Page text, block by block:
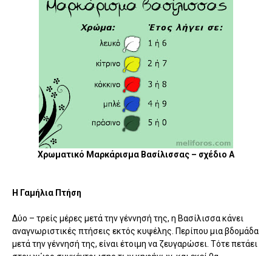
Χρωματικό Μαρκάρισμα Βασίλισσας – σχέδιο Α
Η Γαμήλια Πτήση
Δύο – τρείς μέρες μετά την γέννησή της, η Βασίλισσα κάνει
αναγνωριστικές πτήσεις εκτός κυψέλης. Περίπου μια βδομάδα
μετά την γέννησή της, είναι έτοιμη να ζευγαρώσει. Τότε πετάει